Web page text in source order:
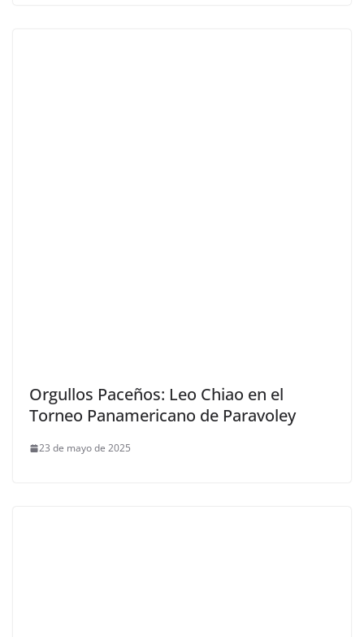
Orgullos Paceños: Leo Chiao en el
Torneo Panamericano de Paravoley
23 de mayo de 2025